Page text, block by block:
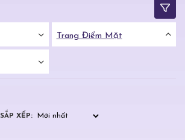
Trang Điểm Mặt
SẮP XẾP: